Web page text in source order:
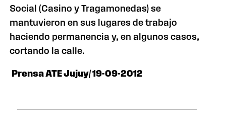
Social (Casino y Tragamonedas) se
mantuvieron en sus lugares de trabajo
haciendo permanencia y, en algunos casos,
cortando la calle.
Prensa ATE Jujuy/ 19-09-2012